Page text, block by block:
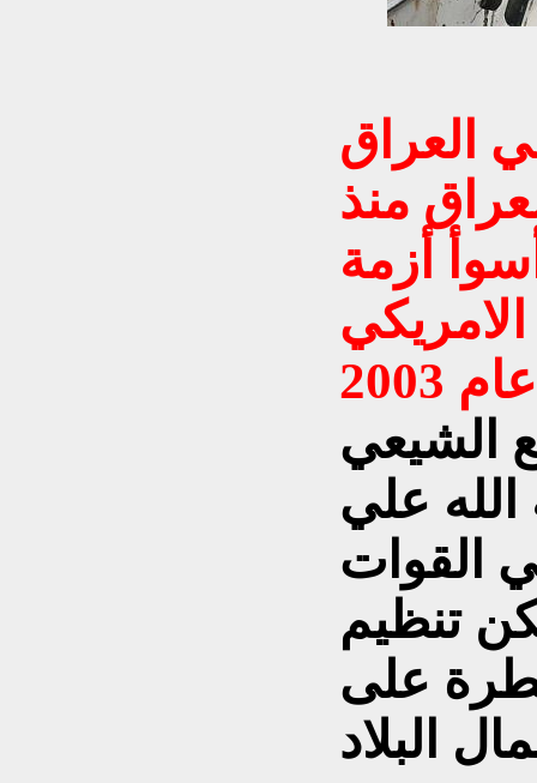
العراق
منذ
أزمة
الامريكي
الشيعي
الله علي
القوات
تنظيم
على